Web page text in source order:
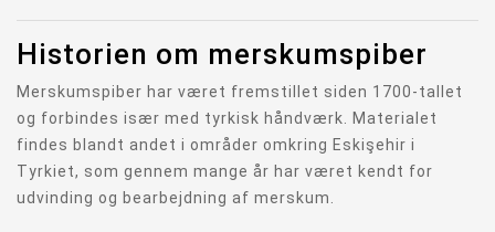
Historien om merskumspiber
Merskumspiber har været fremstillet siden 1700-tallet
og forbindes især med tyrkisk håndværk. Materialet
findes blandt andet i områder omkring Eskişehir i
Tyrkiet, som gennem mange år har været kendt for
udvinding og bearbejdning af merskum.